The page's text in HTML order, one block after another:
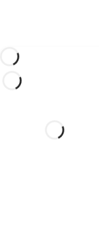
¿Te
en este